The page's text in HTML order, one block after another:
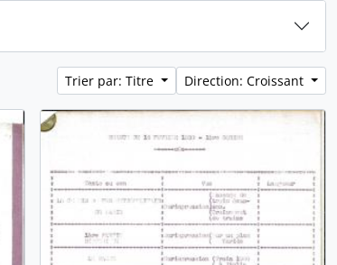
Trier par: Titre Direction: Croissant